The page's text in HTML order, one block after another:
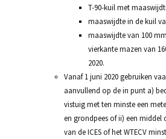
T-90-kuil met
maaswijdte in de kuil
maaswijdte van 100
vierkante mazen van
2020.
Vanaf 1 juni 2020 gebruiken
aanvullend op de in punt a)
vistuig met ten minste een
en grondpees of ii) een middel
van de ICES of het WTECV